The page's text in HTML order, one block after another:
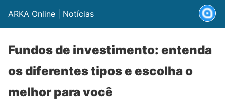
ARKA Online | Notícias
Fundos de investimento: entenda
os diferentes tipos e escolha o
melhor para você